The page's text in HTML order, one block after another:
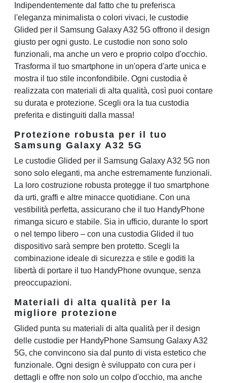
Indipendentemente dal fatto che tu preferisca
l'eleganza minimalista o colori vivaci, le custodie
Glided per il Samsung Galaxy A32 5G offrono il design
giusto per ogni gusto. Le custodie non sono solo
funzionali, ma anche un vero e proprio colpo d'occhio.
Trasforma il tuo smartphone in un'opera d'arte unica e
mostra il tuo stile inconfondibile. Ogni custodia è
realizzata con materiali di alta qualità, così puoi contare
su durata e protezione. Scegli ora la tua custodia
preferita e distinguiti dalla massa!
Protezione robusta per il tuo
Samsung Galaxy A32 5G
Le custodie Glided per il Samsung Galaxy A32 5G non
sono solo eleganti, ma anche estremamente funzionali.
La loro costruzione robusta protegge il tuo smartphone
da urti, graffi e altre minacce quotidiane. Con una
vestibilità perfetta, assicurano che il tuo HandyPhone
rimanga sicuro e stabile. Sia in ufficio, durante lo sport
o nel tempo libero – con una custodia Glided il tuo
dispositivo sarà sempre ben protetto. Scegli la
combinazione ideale di sicurezza e stile e goditi la
libertà di portare il tuo HandyPhone ovunque, senza
preoccupazioni.
Materiali di alta qualità per la
migliore protezione
Glided punta su materiali di alta qualità per il design
delle custodie per HandyPhone Samsung Galaxy A32
5G, che convincono sia dal punto di vista estetico che
funzionale. Ogni design è sviluppato con cura per i
dettagli e offre non solo un colpo d'occhio, ma anche